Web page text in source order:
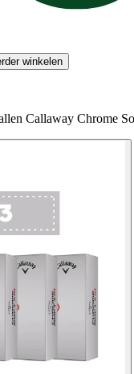
winkelen
Callaway Chrome